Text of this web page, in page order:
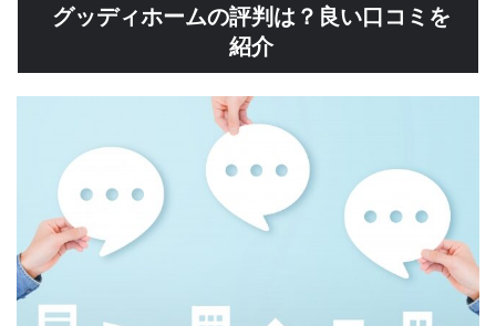
グッディホームの評判は？良い口コミを
紹介